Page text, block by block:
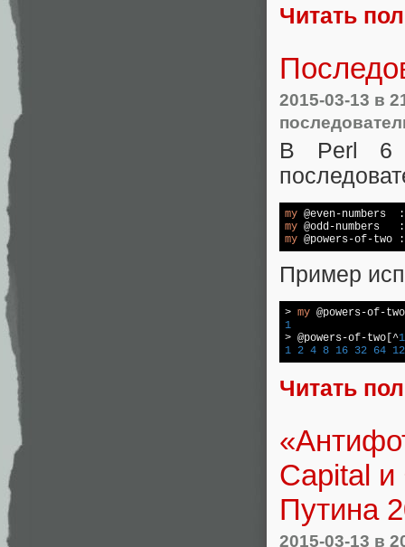
Читать
2015-03-13 в
В Perl 6
my @even-numbers
my @odd-numbers
my @powers-of-two
Пример
> my @powers-of-
1
> @powers-of-two[^
1 2 4 8 16 32 64
Читать
Capital
Путина
2015-03-13 в